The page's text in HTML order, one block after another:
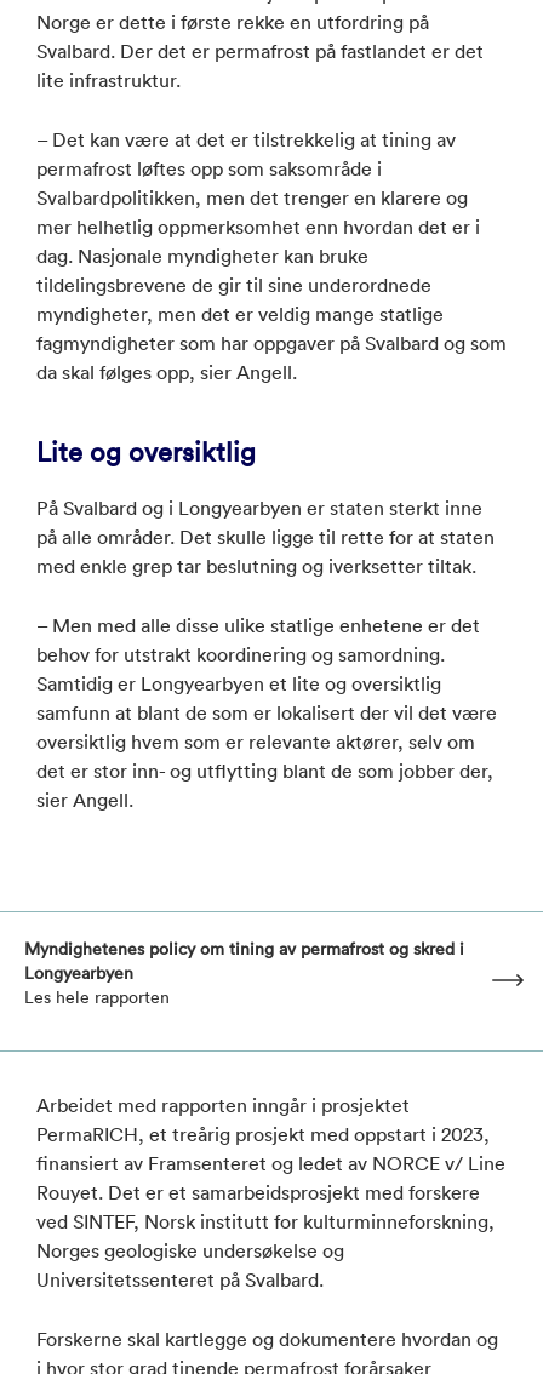
Norge er dette i første rekke en utfordring på
Svalbard. Der det er permafrost på fastlandet er det
lite infrastruktur.
– Det kan være at det er tilstrekkelig at tining av
permafrost løftes opp som saksområde i
Svalbardpolitikken, men det trenger en klarere og
mer helhetlig oppmerksomhet enn hvordan det er i
dag. Nasjonale myndigheter kan bruke
tildelingsbrevene de gir til sine underordnede
myndigheter, men det er veldig mange statlige
fagmyndigheter som har oppgaver på Svalbard og som
da skal følges opp, sier Angell.
Lite og oversiktlig
På Svalbard og i Longyearbyen er staten sterkt inne
på alle områder. Det skulle ligge til rette for at staten
med enkle grep tar beslutning og iverksetter tiltak.
– Men med alle disse ulike statlige enhetene er det
behov for utstrakt koordinering og samordning.
Samtidig er Longyearbyen et lite og oversiktlig
samfunn at blant de som er lokalisert der vil det være
oversiktlig hvem som er relevante aktører, selv om
det er stor inn- og utflytting blant de som jobber der,
sier Angell.
Myndighetenes policy om tining av permafrost og skred i
Longyearbyen
Les hele rapporten
Arbeidet med rapporten inngår i prosjektet
PermaRICH, et treårig prosjekt med oppstart i 2023,
finansiert av Framsenteret og ledet av NORCE v/ Line
Rouyet. Det er et samarbeidsprosjekt med forskere
ved SINTEF, Norsk institutt for kulturminneforskning,
Norges geologiske undersøkelse og
Universitetssenteret på Svalbard.
Forskerne skal kartlegge og dokumentere hvordan og
i hvor stor grad tinende permafrost forårsaker